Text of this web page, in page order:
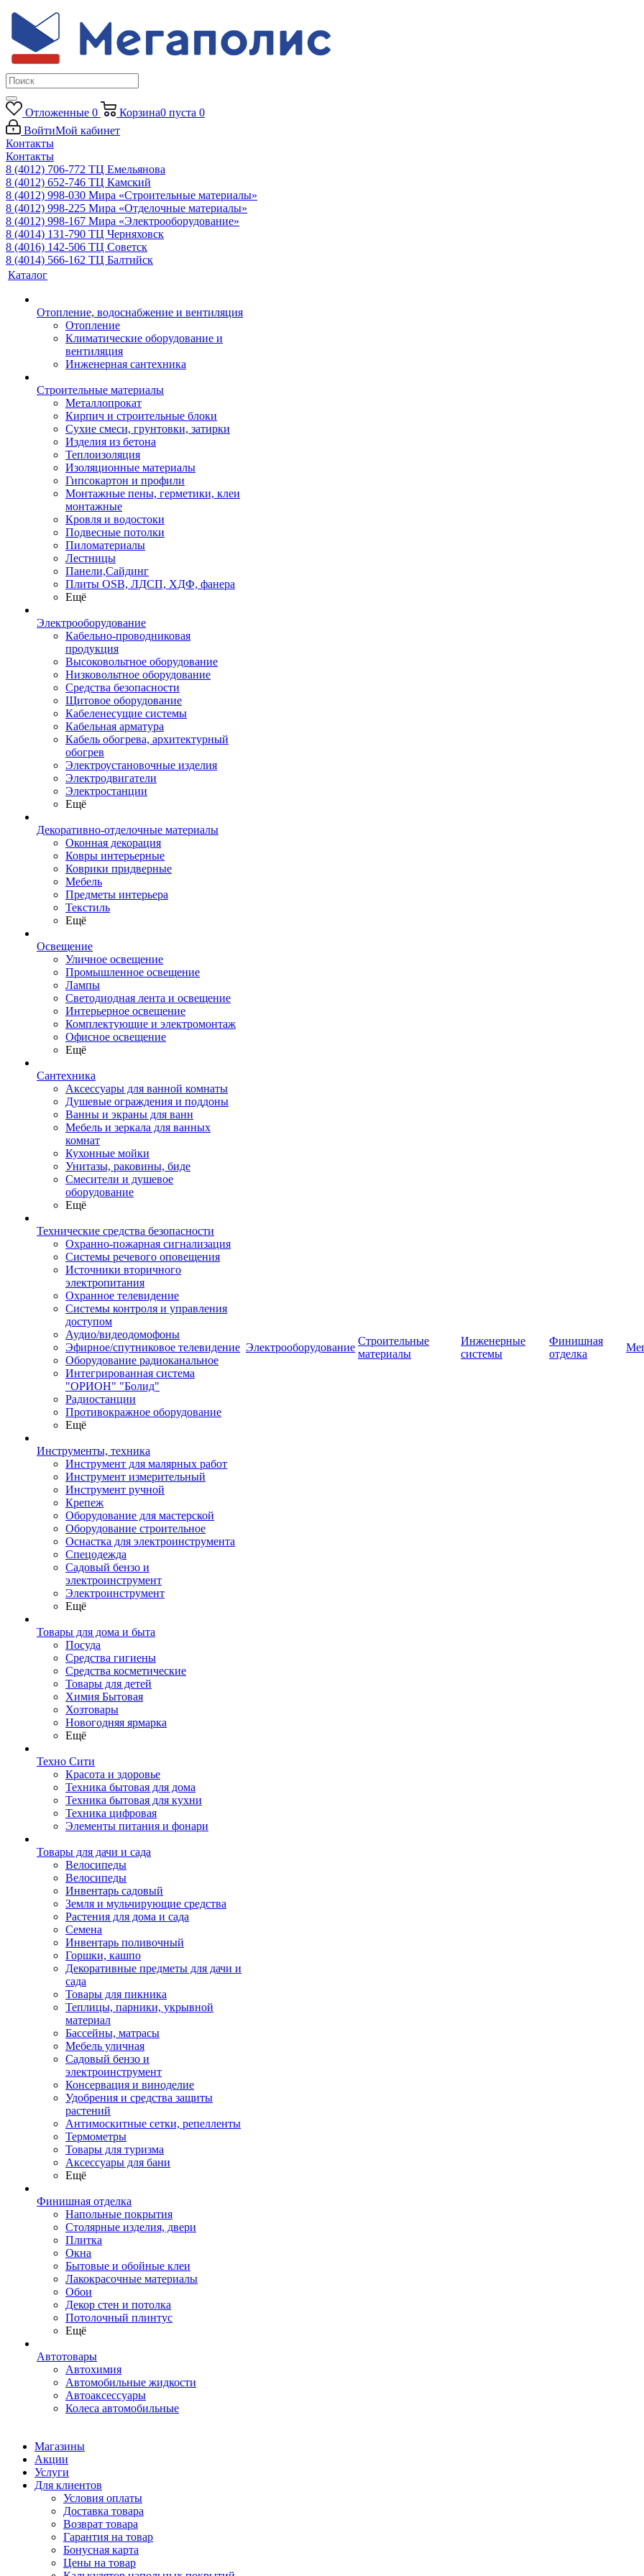
Отложенные 0 Корзина0 пуста 0
ВойтиМой кабинет
Контакты
Контакты
8 (4012) 706-772 ТЦ Емельянова
8 (4012) 652-746 ТЦ Камский
8 (4012) 998-030 Мира «Строительные материалы»
8 (4012) 998-225 Мира «Отделочные материалы»
8 (4012) 998-167 Мира «Электрооборудование»
8 (4014) 131-790 ТЦ Черняховск
8 (4016) 142-506 ТЦ Советск
8 (4014) 566-162 ТЦ Балтийск
Каталог
Отопление, водоснабжение и вентиляция
Отопление
Климатические оборудование и
вентиляция
Инженерная сантехника
Строительные материалы
Металлопрокат
Кирпич и строительные блоки
Сухие смеси, грунтовки, затирки
Изделия из бетона
Теплоизоляция
Изоляционные материалы
Гипсокартон и профили
Монтажные пены, герметики, клеи
монтажные
Кровля и водостоки
Подвесные потолки
Пиломатериалы
Лестницы
Панели,Сайдинг
Плиты OSB, ЛДСП, ХДФ, фанера
Ещё
Электрооборудование
Кабельно-проводниковая
продукция
Высоковольтное оборудование
Низковольтное оборудование
Средства безопасности
Щитовое оборудование
Кабеленесущие системы
Кабельная арматура
Кабель обогрева, архитектурный
обогрев
Электроустановочные изделия
Электродвигатели
Электростанции
Ещё
Декоративно-отделочные материалы
Оконная декорация
Ковры интерьерные
Коврики придверные
Мебель
Предметы интерьера
Текстиль
Ещё
Освещение
Уличное освещение
Промышленное освещение
Лампы
Светодиодная лента и освещение
Интерьерное освещение
Комплектующие и электромонтаж
Офисное освещение
Ещё
Сантехника
Аксессуары для ванной комнаты
Душевые ограждения и поддоны
Ванны и экраны для ванн
Мебель и зеркала для ванных
комнат
Кухонные мойки
Унитазы, раковины, биде
Смесители и душевое
оборудование
Ещё
Технические средства безопасности
Охранно-пожарная сигнализация
Системы речевого оповещения
Источники вторичного
электропитания
Охранное телевидение
Системы контроля и управления
доступом
Аудио/видеодомофоны
Эфирное/спутниковое телевидение
Оборудование радиоканальное
Интегрированная система
"ОРИОН" "Болид"
Радиостанции
Противокражное оборудование
Ещё
Инструменты, техника
Инструмент для малярных работ
Инструмент измерительный
Инструмент ручной
Крепеж
Оборудование для мастерской
Оборудование строительное
Оснастка для электроинструмента
Спецодежда
Садовый бензо и
электроинструмент
Электроинструмент
Ещё
Товары для дома и быта
Посуда
Средства гигиены
Средства косметические
Товары для детей
Химия Бытовая
Хозтовары
Новогодняя ярмарка
Ещё
Техно Сити
Красота и здоровье
Техника бытовая для дома
Техника бытовая для кухни
Техника цифровая
Элементы питания и фонари
Товары для дачи и сада
Велосипеды
Велосипеды
Инвентарь садовый
Земля и мульчирующие средства
Растения для дома и сада
Семена
Инвентарь поливочный
Горшки, кашпо
Декоративные предметы для дачи и
сада
Товары для пикника
Теплицы, парники, укрывной
материал
Бассейны, матрасы
Мебель уличная
Садовый бензо и
электроинструмент
Консервация и виноделие
Удобрения и средства защиты
растений
Антимоскитные сетки, репелленты
Термометры
Товары для туризма
Аксессуары для бани
Ещё
Финишная отделка
Напольные покрытия
Столярные изделия, двери
Плитка
Окна
Бытовые и обойные клеи
Лакокрасочные материалы
Обои
Декор стен и потолка
Потолочный плинтус
Ещё
Автотовары
Автохимия
Автомобильные жидкости
Автоаксессуары
Колеса автомобильные
Электрооборудование
Строительные
материалы
Инженерные
системы
Финишная
отделка
Магазины
Акции
Услуги
Для клиентов
Условия оплаты
Доставка товара
Возврат товара
Гарантия на товар
Бонусная карта
Цены на товар